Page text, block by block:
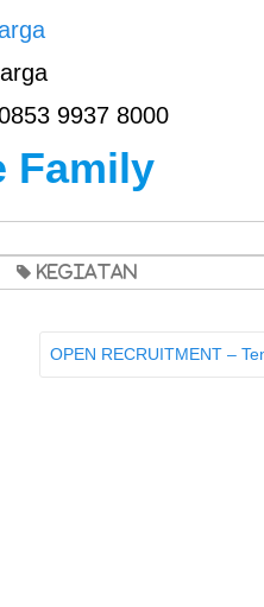
9937 8000
Family
Kegiatan
OPEN RECRUITMENT –